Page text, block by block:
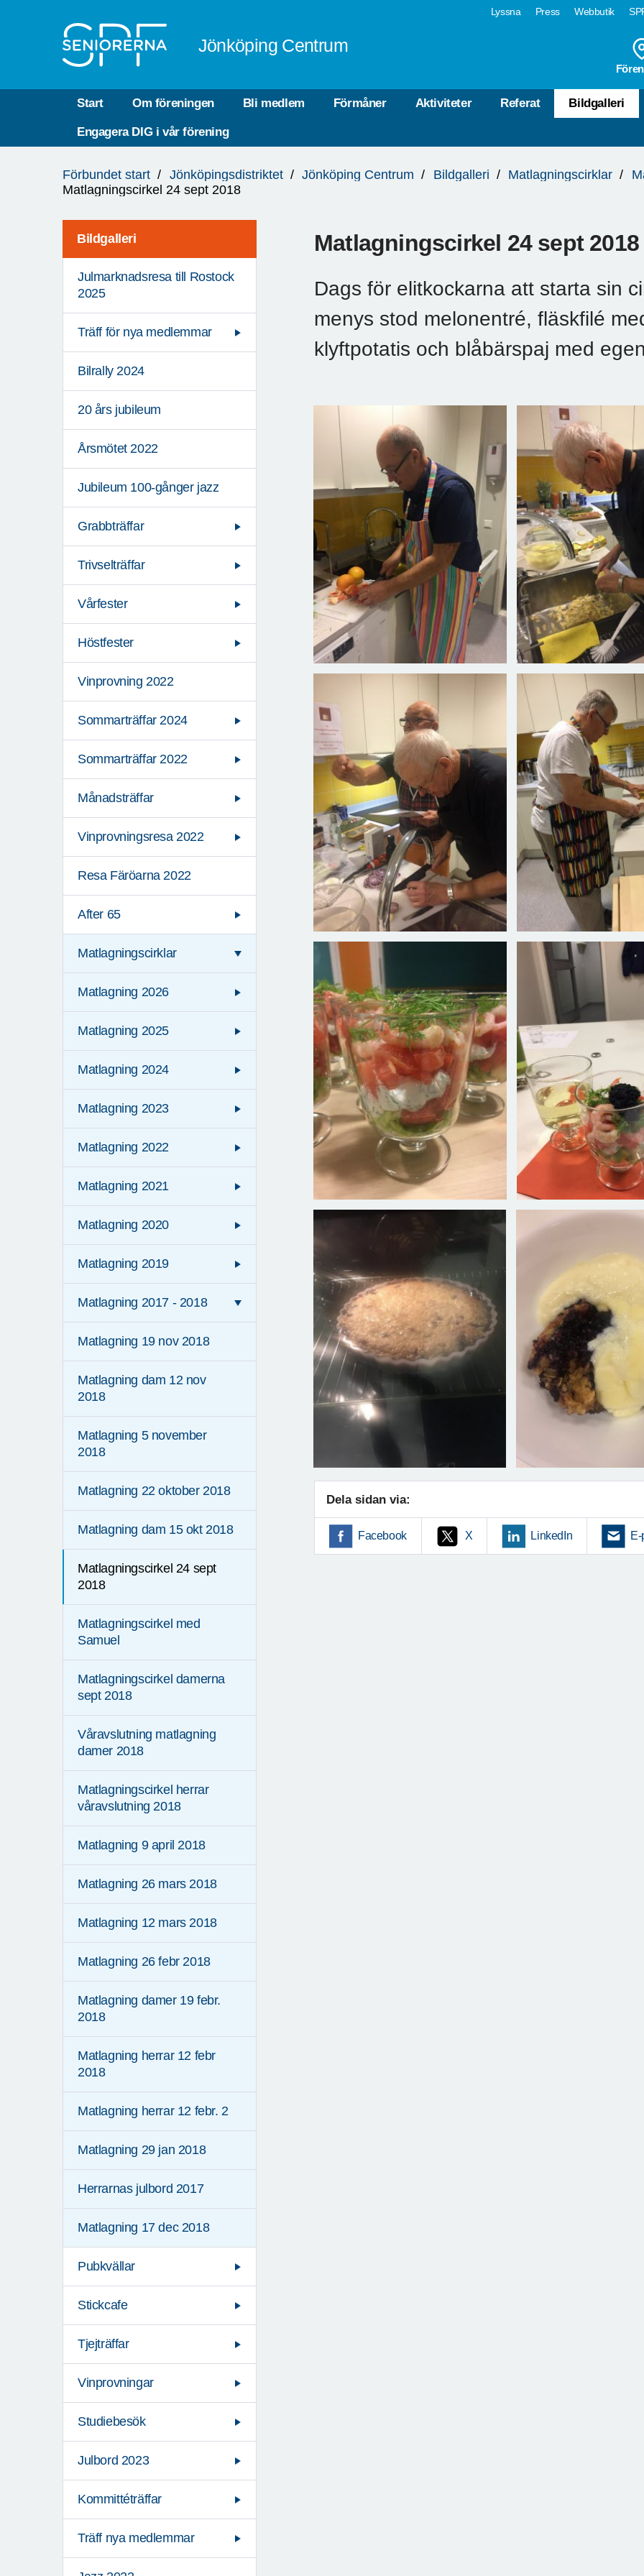
Lyssna Press Webbutik
Jönköping Centrum
Start Om föreningen Bli medlem Förmåner Aktiviteter Referat Bildgalleri
Engagera DIG i vår förening
är
Förbundet start Jönköpingsdistriktet Jönköping Centrum Bildgalleri Matlagningscirklar
Matlagningscirkel 24 sept 2018
Bildgalleri
Julmarknadsresa till Rostock
2025
Träff för nya medlemmar
Bilrally 2024
20 års jubileum
Årsmötet 2022
Jubileum 100-gånger jazz
Grabbträffar
Trivselträffar
Vårfester
Höstfester
Vinprovning 2022
Sommarträffar 2024
Sommarträffar 2022
Månadsträffar
Vinprovningsresa 2022
Resa Färöarna 2022
After 65
Matlagningscirklar
Matlagning 2026
Matlagning 2025
Matlagning 2024
Matlagning 2023
Matlagning 2022
Matlagning 2021
Matlagning 2020
Matlagning 2019
Matlagning 2017 - 2018
Matlagning 19 nov 2018
Matlagning dam 12 nov
2018
Matlagning 5 november
2018
Matlagning 22 oktober 2018
Matlagning dam 15 okt 2018
Matlagningscirkel 24 sept
2018
Matlagningscirkel med
Samuel
Matlagningscirkel damerna
sept 2018
Våravslutning matlagning
damer 2018
Matlagningscirkel herrar
våravslutning 2018
Matlagning 9 april 2018
Matlagning 26 mars 2018
Matlagning 12 mars 2018
Matlagning 26 febr 2018
Matlagning damer 19 febr.
2018
Matlagning herrar 12 febr
2018
Matlagning herrar 12 febr. 2
Matlagning 29 jan 2018
Herrarnas julbord 2017
Matlagning 17 dec 2018
Pubkvällar
Stickcafe
Tjejträffar
Vinprovningar
Studiebesök
Julbord 2023
Kommittéträffar
Träff nya medlemmar
Matlagningscirkel 24 sept 2018
Dags för elitkockarna att starta sin
menys stod melonentré, fläskfilé
klyftpotatis och blåbärspaj med
Dela sidan via:
Facebook X LinkedIn